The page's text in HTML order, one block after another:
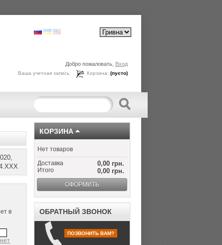
Добро пожаловать, Вход
Корзина:(пусто)
Ваша учетная запись
в
КОРЗИНА
Нет товаров
0,00 грн.
Доставка
0,00 грн.
Итого
ОФОРМИТЬ
ОБРАТНЫЙ ЗВОНОК
ПОЗВОНИТЬ ВАМ?